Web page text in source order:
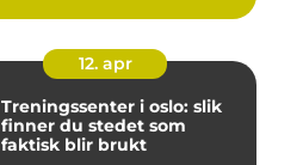
12. apr
Treningssenter i oslo: slik
finner du stedet som
faktisk blir brukt